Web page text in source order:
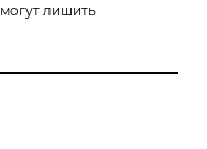
лишить